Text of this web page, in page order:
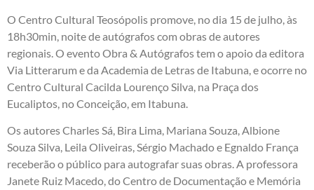
O Centro Cultural Teosópolis promove, no dia 15 de julho, às
18h30min, noite de autógrafos com obras de autores
regionais. O evento Obra & Autógrafos tem o apoio da editora
Via Litterarum e da Academia de Letras de Itabuna, e ocorre no
Centro Cultural Cacilda Lourenço Silva, na Praça dos
Eucaliptos, no Conceição, em Itabuna.
Os autores Charles Sá, Bira Lima, Mariana Souza, Albione
Souza Silva, Leila Oliveiras, Sérgio Machado e Egnaldo França
receberão o público para autografar suas obras. A professora
Janete Ruiz Macedo, do Centro de Documentação e Memória